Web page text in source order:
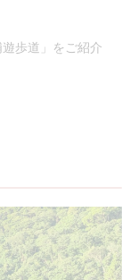
歩道」をご紹介